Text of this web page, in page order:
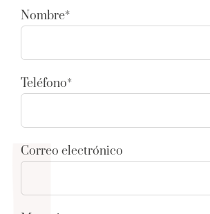
Nombre*
Teléfono*
Correo electrónico